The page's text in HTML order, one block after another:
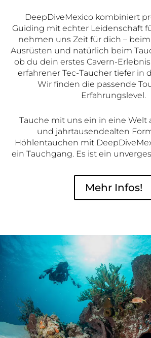
DeepDiveMexico kombiniert
Guiding mit echter Leidenschaft
nehmen uns Zeit für dich –
Ausrüsten und natürlich beim
ob du dein erstes Cavern-
erfahrener Tec-Taucher tiefer in
Wir finden die passende
Erfahrungslevel.
Tauche mit uns ein in eine Welt
und jahrtausendealten
Höhlentauchen mit
ein Tauchgang. Es ist ein
Mehr Infos!